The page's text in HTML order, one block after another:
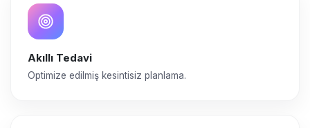
Akıllı Tedavi
Optimize edilmiş kesintisiz planlama.